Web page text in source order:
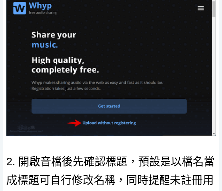
2. 開啟音檔後先確認標題，預設是以檔名當
成標題可自行修改名稱，同時提醒未註冊用